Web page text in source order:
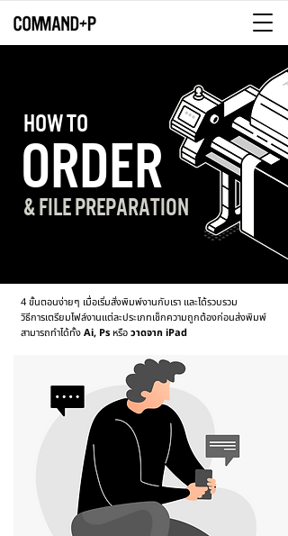
HOW TO
ORDER
& FILE PREPARATION
4 ขั้นตอนง่ายๆ เมื่อเริ่มสั่งพิมพ์งานกับเรา และได้รวบรวม
วิธีการเตรียมไฟล์งานแต่ละประเภทเช็กความถูกต้องก่อนส่งพิมพ์
สามารถทำได้ทั้งAi, Ps หรือวาดจาก iPad